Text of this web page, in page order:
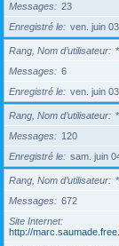
Messages
23
Enregistré le
ven. juin
Rang, Nom d’utilisateur *
Messages
6
Enregistré le
ven. juin
Rang, Nom d’utilisateur
Messages
120
Enregistré le
sam. juin
Rang, Nom d’utilisateur
Messages
672
Site Internet
http://